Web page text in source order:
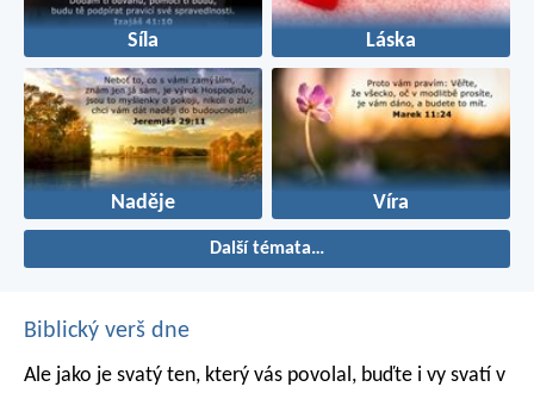
Síla Láska
Naděje Víra
Další témata…
Biblický verš dne
Ale jako je svatý ten, který vás povolal, buďte i vy svatí v